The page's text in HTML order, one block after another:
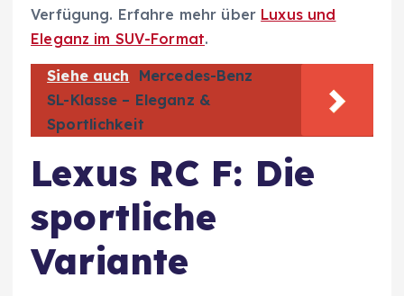
Verfügung. Erfahre mehr über Luxus und
Eleganz im SUV-Format.
Siehe auch
Mercedes-Benz
SL-Klasse – Eleganz &
Sportlichkeit
Lexus RC F: Die
sportliche
Variante